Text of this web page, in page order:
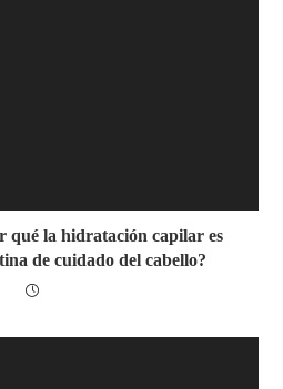
qué la hidratación capilar es
de cuidado del cabello?